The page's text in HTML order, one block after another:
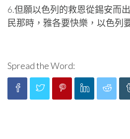
6.但願以色列的救恩從錫安而
民那時，雅各要快樂，以色列
Spread the Word: